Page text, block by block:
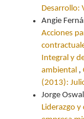
Desarrollo:
Angie
Acciones
Integral y
ambiental ,
(2013):
Jorge
Liderazgo